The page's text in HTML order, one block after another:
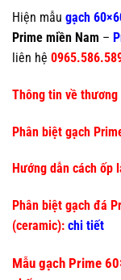
Hiện mẫu gạch
Prime miền Nam –
liên hệ
Thông tin về
Phân biệt gạch
Hướng dẫn cách ốp
Phân biệt gạch đá
(ceramic): chi tiết
Mẫu gạch Prime